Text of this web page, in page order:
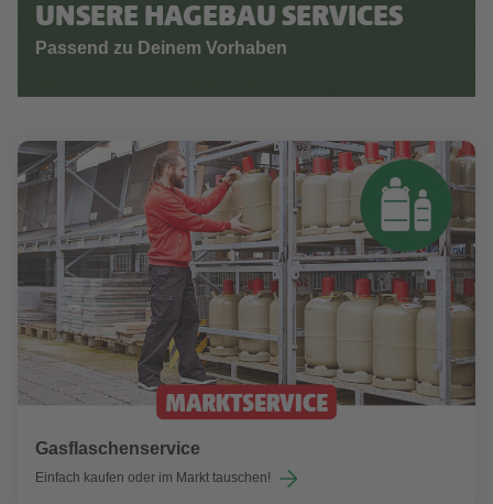
UNSERE HAGEBAU SERVICES
Passend zu Deinem Vorhaben
Gasflaschenservice
Einfach kaufen oder im Markt tauschen!